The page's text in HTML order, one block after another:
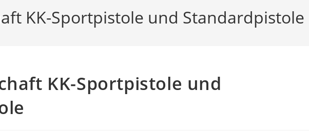
KK-Sportpistole und Standardpistole
KK-Sportpistole und